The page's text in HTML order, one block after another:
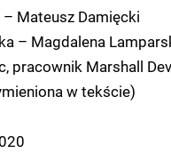
Mateusz Damięcki
– Magdalena
pracownik Marshall
w tekście)